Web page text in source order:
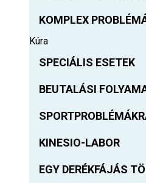
KOMPLEX
Kúra
SPECIÁLIS ESETEK
BEUTALÁSI
KINESIO-LABOR
EGY DERÉKFÁJÁS